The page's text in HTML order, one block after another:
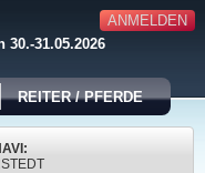
ANMELDEN
30.-31.05.2026
REITER / PFERDE